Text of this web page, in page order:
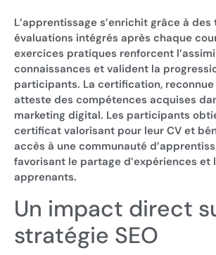
L’apprentissage s’enrichit grâce à
évaluations intégrés après chaque
exercices pratiques renforcent
connaissances et valident la
participants. La certification, reconnue
atteste des compétences acquises
marketing digital. Les participants
certificat valorisant pour leur CV et
accès à une communauté
favorisant le partage d’expériences et
apprenants.
Un impact direct
stratégie SEO